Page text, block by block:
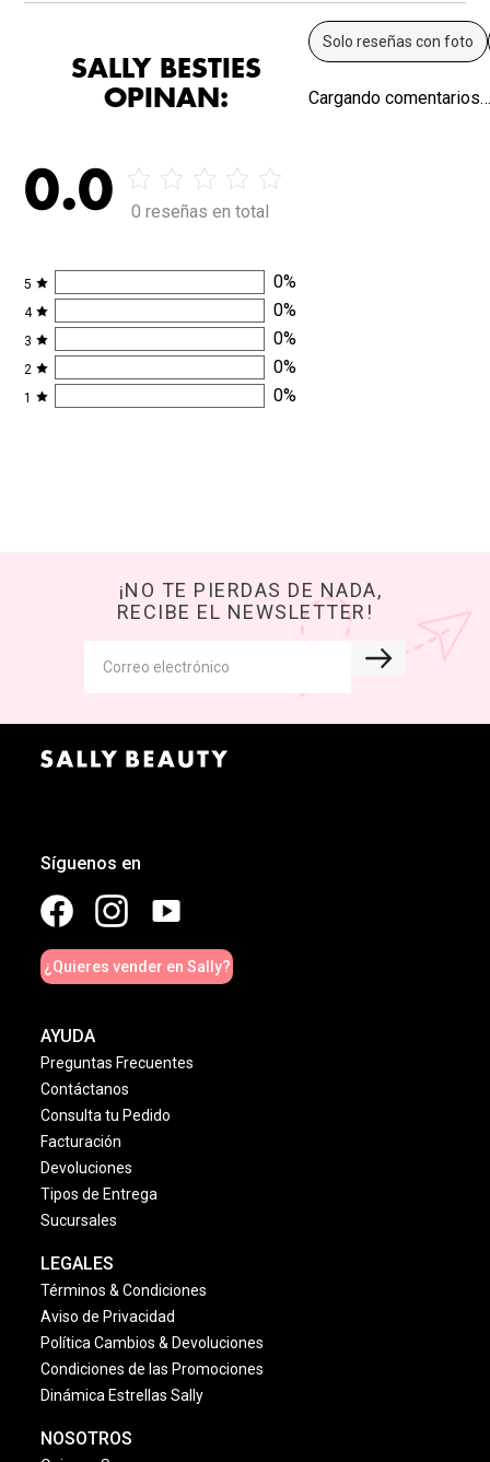
SALLY BESTIES
OPINAN:
0.0 0 reseñas en total
5 0%
4 0%
3 0%
2 0%
1 0%
Solo reseñas con foto
Cargando
¡NO TE PIERDAS DE NADA,
RECIBE EL NEWSLETTER!
Síguenos en
¿Quieres vender en Sally?
AYUDA
Preguntas Frecuentes
Contáctanos
Consulta tu Pedido
Facturación
Devoluciones
Tipos de Entrega
Sucursales
LEGALES
Términos & Condiciones
Aviso de Privacidad
Política Cambios & Devoluciones
Condiciones de las Promociones
Dinámica Estrellas Sally
NOSOTROS